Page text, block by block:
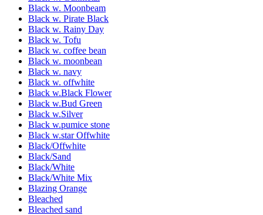
Black w. Moonbeam
Black w. Pirate Black
Black w. Rainy Day
Black w. Tofu
Black w. coffee bean
Black w. moonbean
Black w. navy
Black w. offwhite
Black w.Black Flower
Black w.Bud Green
Black w.Silver
Black w.pumice stone
Black w.star Offwhite
Black/Offwhite
Black/Sand
Black/White
Black/White Mix
Blazing Orange
Bleached
Bleached sand